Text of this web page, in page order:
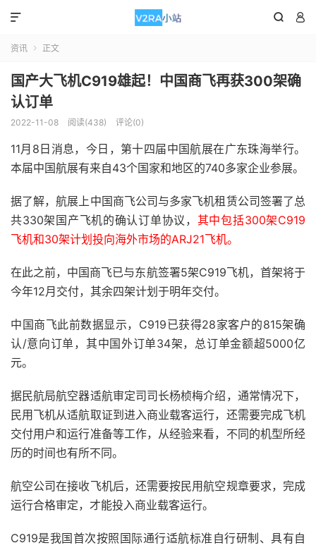
 

资讯  正文
国产大飞机C919雄起！中国商飞再获300架确
认订单
2022-11-08 阅读(438) 评论(0)
11月8日消息，今日，第十四届中国航展在广东珠海举行。
本届中国航展有来自43个国家和地区的740多家企业参展。
据了解，航展上中国商飞公司与多家飞机租赁公司签署了总
共330架国产飞机的确认订单协议， 其中包括300架C919
飞机和30架计划投向海外市场的ARJ21飞机。
在此之前，中国商飞已与东航签署5架C919飞机，首架将于
今年12月交付，其余四架计划于明年交付。
中国商飞此前数据显示，C919已获得28家客户的815架确
认/意向订单，其中国外订单34架，总订单金额超5000亿
元。
据民航局航空器适航审定司司长杨桢梅介绍，通常情况下，
民用飞机从适航取证到进入商业载客运行，还需要完成飞机
交付用户和运行准备等工作，从经验来看，不同的机型所经
历的时间也有所不同。
航空公司在接收飞机后，还需要按民用航空规章要求，完成
运行合格审定，才能投入商业载客运行。
C919是我国首次按照国际通行适航标准自行研制、具有自